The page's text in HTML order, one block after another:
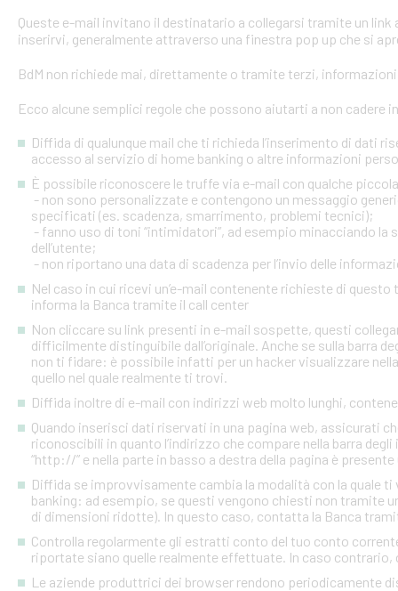
Queste e-mail invitano il destinatario a collegarsi tramite un
inserirvi, generalmente attraverso una finestra pop up che si
BdM non richiede mai, direttamente o tramite terzi,
Ecco alcune semplici regole che possono aiutarti a non cadere
Diffida di qualunque mail che ti richieda l’inserimento di dati
accesso al servizio di home banking o altre informazioni
È possibile riconoscere le truffe via e-mail con qualche
- non sono personalizzate e contengono un messaggio
specificati (es. scadenza, smarrimento, problemi tecnici);
- fanno uso di toni “intimidatori”, ad esempio minacciando
dell’utente;
- non riportano una data di scadenza per l’invio delle
Nel caso in cui ricevi un’e-mail contenente richieste di
informa la Banca tramite il call center
Non cliccare su link presenti in e-mail sospette, questi
difficilmente distinguibile dall’originale. Anche se sulla barra
non ti fidare: è possibile infatti per un hacker visualizzare
quello nel quale realmente ti trovi.
Diffida inoltre di e-mail con indirizzi web molto lunghi,
Quando inserisci dati riservati in una pagina web, assicurati
riconoscibili in quanto l’indirizzo che compare nella barra
“http://” e nella parte in basso a destra della pagina è
Diffida se improvvisamente cambia la modalità con la quale
banking: ad esempio, se questi vengono chiesti non tramite
di dimensioni ridotte). In questo caso, contatta la Banca
Controlla regolarmente gli estratti conto del tuo conto
riportate siano quelle realmente effettuate. In caso
Le aziende produttrici dei browser rendono periodicamente